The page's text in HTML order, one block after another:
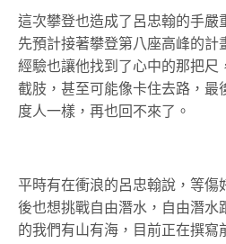
這次攀登也造成了呂忠翰的手嚴
先預計接著攀登第八座高峰的計
經驗也讓他找到了心中的那把尺
截肢，甚至可能像卡住去路，最
度人一樣，再也回不來了。
平時有在衝浪的呂忠翰說，等傷
後也想挑戰自由潛水，自由潛水
的我們有山有海，目前正在撰寫